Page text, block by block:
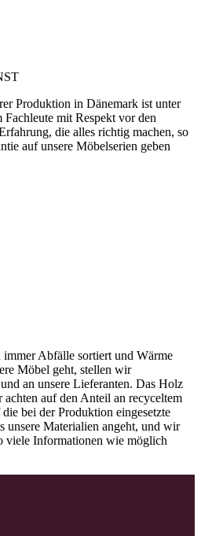
Produktion in Dänemark ist unter
mit Respekt vor den
die alles richtig machen, so
auf unsere Möbelserien geben
Abfälle sortiert und Wärme
Möbel geht, stellen wir
an unsere Lieferanten. Das Holz
auf den Anteil an recyceltem
bei der Produktion eingesetzte
unsere Materialien angeht, und wir
viele Informationen wie möglich